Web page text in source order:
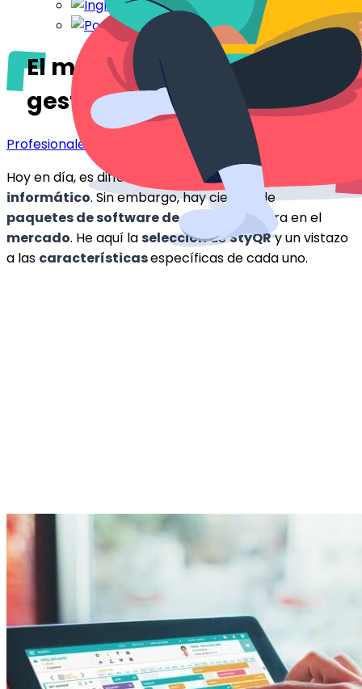
El mejor software de
gestión hotelera
Profesionales
Hoy en día, es difícil
hotel
apoyo
informático. Sin embargo, hay cientos de
paquetes de software degestión hotelera en el
mercado. He aquí laseleccióndeStyQRy un vistazo
a las característicasespecíficas de cada uno.